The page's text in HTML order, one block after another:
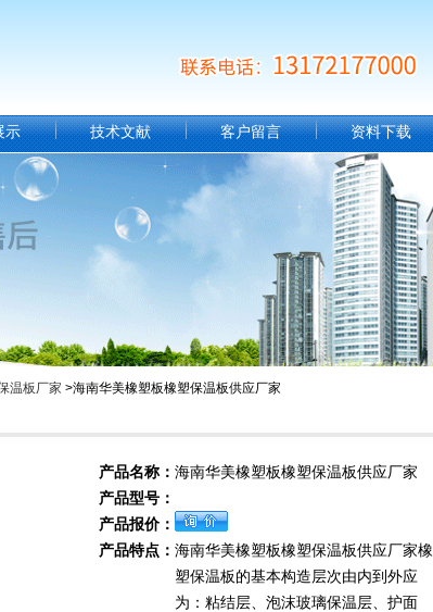
示 技术文献 客户留言 资料下载
温板厂家 >海南华美橡塑板橡塑保温板供应厂家
产品名称： 海南华美橡塑板橡塑保温板供应厂家
产品型号：
产品报价：
产品特点： 海南华美橡塑板橡塑保温板供应厂家橡
塑保温板的基本构造层次由内到外应
为：粘结层、泡沫玻璃保温层、护面